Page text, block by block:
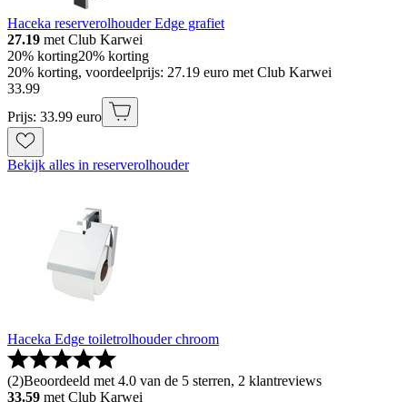
Haceka reserverolhouder Edge grafiet
27.19 met Club Karwei
20% korting20% korting
20% korting, voordeelprijs: 27.19 euro met Club Karwei
33.99
Prijs: 33.99 euro
Bekijk alles in reserverolhouder
Haceka Edge toiletrolhouder chroom
(2)Beoordeeld met 4.0 van de 5 sterren, 2 klantreviews
33.59 met Club Karwei